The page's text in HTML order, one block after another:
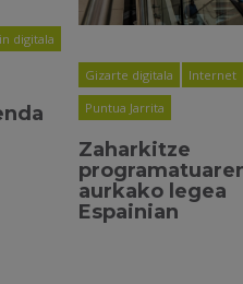
digitala
Gizarte digitala
Internet
Puntua Jarrita
Zaharkitze
aurkako legea
Espainian